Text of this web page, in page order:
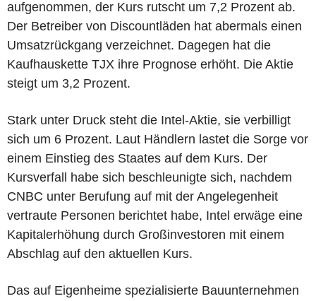
aufgenommen, der Kurs rutscht um 7,2 Prozent ab.
Der Betreiber von Discountläden hat abermals einen
Umsatzrückgang verzeichnet. Dagegen hat die
Kaufhauskette TJX ihre Prognose erhöht. Die Aktie
steigt um 3,2 Prozent.
Stark unter Druck steht die Intel-Aktie, sie verbilligt
sich um 6 Prozent. Laut Händlern lastet die Sorge vor
einem Einstieg des Staates auf dem Kurs. Der
Kursverfall habe sich beschleunigte sich, nachdem
CNBC unter Berufung auf mit der Angelegenheit
vertraute Personen berichtet habe, Intel erwäge eine
Kapitalerhöhung durch Großinvestoren mit einem
Abschlag auf den aktuellen Kurs.
Das auf Eigenheime spezialisierte Bauunternehmen